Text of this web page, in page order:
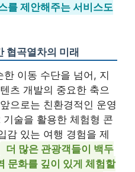
를 제안해주는 서비스도
협곡열차의 미래
이동 수단을 넘어, 지
츠 개발의 중요한 축으
으로는 친환경적인 운영
술을 활용한 체험형 콘
감 있는 여행 경험을 제
더 많은 관광객들이 백두
문화를 깊이 있게 체험할